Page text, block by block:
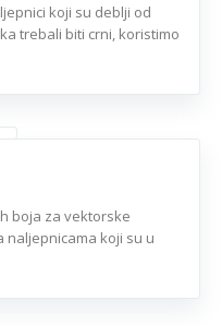
koji su deblji od
trebali biti crni, koristimo
boja za vektorske
naljepnicama koji su u